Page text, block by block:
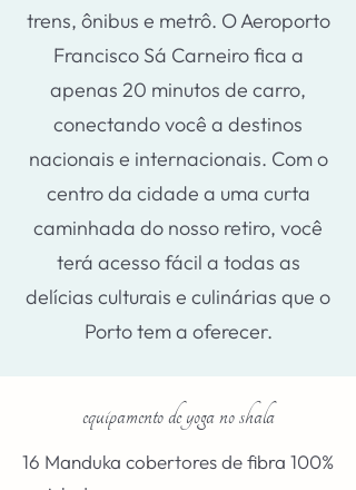
trens, ônibus e metrô. O Aeroporto
Francisco Sá Carneiro fica a
apenas 20 minutos de carro,
conectando você a destinos
nacionais e internacionais. Com o
centro da cidade a uma curta
caminhada do nosso retiro, você
terá acesso fácil a todas as
delícias culturais e culinárias que o
Porto tem a oferecer.
equipamento de yoga no shala
16 Manduka cobertores de fibra 100%